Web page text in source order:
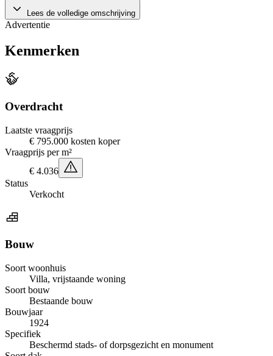
Lees de volledige omschrijving
Advertentie
Kenmerken
Overdracht
Laatste vraagprijs
€ 795.000 kosten koper
Vraagprijs per m²
€ 4.036
Status
Verkocht
Bouw
Soort woonhuis
Villa, vrijstaande woning
Soort bouw
Bestaande bouw
Bouwjaar
1924
Specifiek
Beschermd stads- of dorpsgezicht en monument